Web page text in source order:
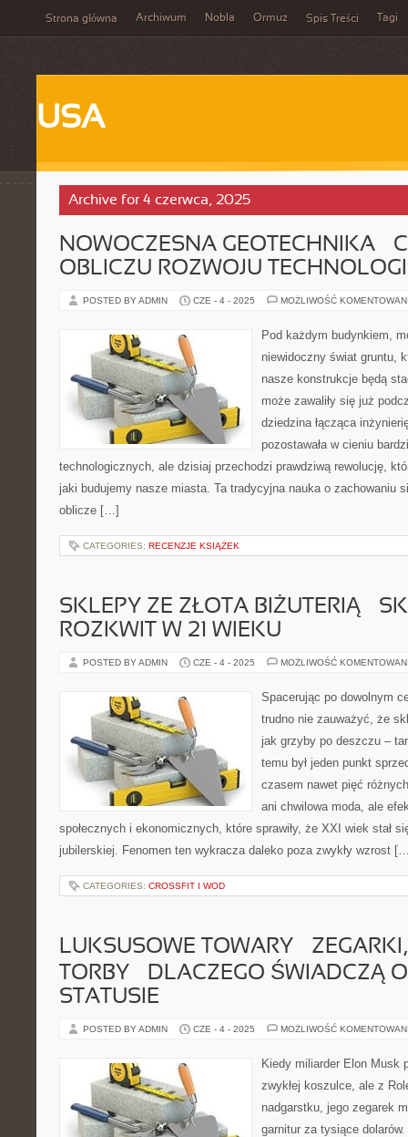
Strona główna Archiwum Nobla Ormuz Spis Treści Tagi
USA
Archive for 4 czerwca, 2025
NOWOCZESNA GEOTECHNIKA –
OBLICZU ROZWOJU
POSTED BY ADMIN CZE - 4 - 2025 MOŻLIWOŚĆ
Pod każdym budynkiem,
niewidoczny świat gruntu,
nasze konstrukcje będą
może zawaliły się już
dziedzina łącząca
pozostawała w cieniu
technologicznych, ale dzisiaj przechodzi prawdziwą rewolucję,
jaki budujemy nasze miasta. Ta tradycyjna nauka o zachowaniu
oblicze […]
CATEGORIES: RECENZJE KSIĄŻEK
SKLEPY ZE ZŁOTA BIŻUTERIĄ –
ROZKWIT W 21 WIEKU
POSTED BY ADMIN CZE - 4 - 2025 MOŻLIWOŚĆ
Spacerując po dowolnym
trudno nie zauważyć, że
jak grzyby po deszczu –
temu był jeden punkt
czasem nawet pięć
ani chwilowa moda, ale
społecznych i ekonomicznych, które sprawiły, że XXI wiek stał
jubilerskiej. Fenomen ten wykracza daleko poza zwykły wzrost
CATEGORIES: CROSSFIT I WOD
LUKSUSOWE TOWARY –
TORBY – DLACZEGO ŚWIADCZĄ
STATUSIE
POSTED BY ADMIN CZE - 4 - 2025 MOŻLIWOŚĆ
Kiedy miliarder Elon Musk
zwykłej koszulce, ale z
nadgarstku, jego zegarek
garnitur za tysiące